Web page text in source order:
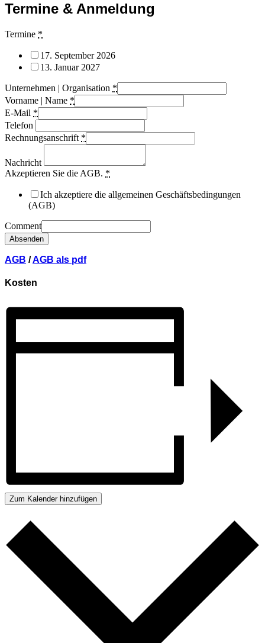
Termine & Anmeldung
Termine *
17. September 2026
13. Januar 2027
Unternehmen | Organisation *
Vorname | Name *
E-Mail *
Telefon
Rechnungsanschrift *
Nachricht
Akzeptieren Sie die AGB. *
Ich akzeptiere die allgemeinen Geschäftsbedingungen
(AGB)
Comment
Absenden
AGB /AGB als pdf
Kosten
Zum Kalender hinzufügen